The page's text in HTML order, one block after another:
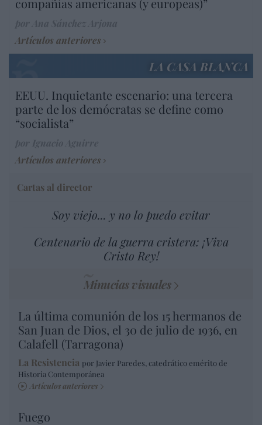
Artículos anteriores
LA CASA BLANCA
EEUU. Inquietante escenario: una tercera
parte de los demócratas se define como
“socialista”
Artículos anteriores
Cartas al director
Soy viejo... y no lo puedo evitar
Centenario de la guerra cristera: ¡Viva
Cristo Rey!
Minucias visuales
La última comunión de los 15 hermanos de
San Juan de Dios, el 30 de julio de 1936, en
Calafell (Tarragona)
La Resistencia por Javier Paredes, catedrático emérito de
Historia Contemporánea
Artículos anteriores
Fuego